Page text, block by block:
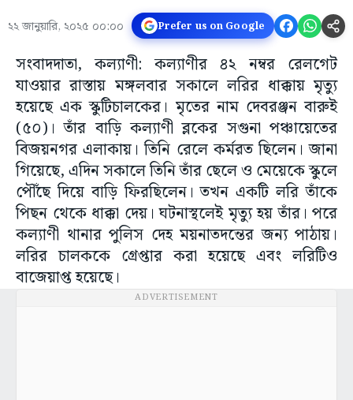
২২ জানুয়ারি, ২০২৫ ০০:০০ Prefer us on Google
সংবাদদাতা, কল্যাণী: কল্যাণীর ৪২ নম্বর রেলগেট
যাওয়ার রাস্তায় মঙ্গলবার সকালে লরির ধাক্কায় মৃত্যু
হয়েছে এক স্কুটিচালকের। মৃতের নাম দেবরঞ্জন বারুই
(৫০)। তাঁর বাড়ি কল্যাণী ব্লকের সগুনা পঞ্চায়েতের
বিজয়নগর এলাকায়। তিনি রেলে কর্মরত ছিলেন। জানা
গিয়েছে, এদিন সকালে তিনি তাঁর ছেলে ও মেয়েকে স্কুলে
পৌঁছে দিয়ে বাড়ি ফিরছিলেন। তখন একটি লরি তাঁকে
পিছন থেকে ধাক্কা দেয়। ঘটনাস্থলেই মৃত্যু হয় তাঁর। পরে
কল্যাণী থানার পুলিস দেহ ময়নাতদন্তের জন্য পাঠায়।
লরির চালককে গ্রেপ্তার করা হয়েছে এবং লরিটিও
বাজেয়াপ্ত হয়েছে।
ADVERTISEMENT